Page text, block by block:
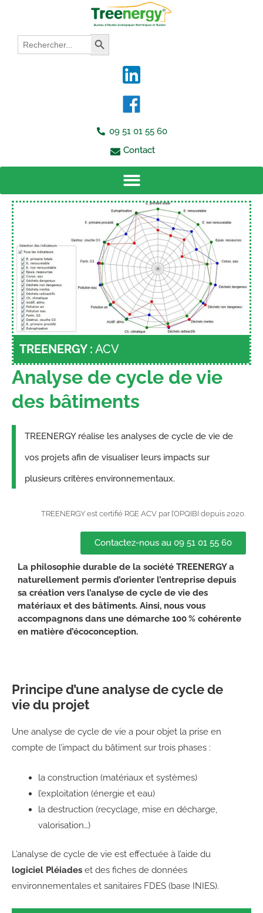
Search
for:
Search Button
09 51 01 55 60
Contact
TREENERGY : ACV
Analyse de cycle de vie
des bâtiments
TREENERGY réalise les analyses de cycle de vie de
vos projets afin de visualiser leurs impacts sur
plusieurs critères environnementaux.
TREENERGY est certifié RGE ACV par l’OPQIBI depuis 2020.
Contactez-nous au 09 51 01 55 60
La philosophie durable de la société TREENERGY a
naturellement permis d’orienter l’entreprise depuis
sa création vers l’analyse de cycle de vie des
matériaux et des bâtiments. Ainsi, nous vous
accompagnons dans une démarche 100 % cohérente
en matière d’écoconception.
Principe d’une analyse de cycle de
vie du projet
Une analyse de cycle de vie a pour objet la prise en
compte de l’impact du bâtiment sur trois phases :
la construction (matériaux et systèmes)
l’exploitation (énergie et eau)
la destruction (recyclage, mise en décharge,
valorisation…)
L’analyse de cycle de vie est effectuée à l’aide du
logiciel Pléiades et des fiches de données
environnementales et sanitaires FDES (base INIES).